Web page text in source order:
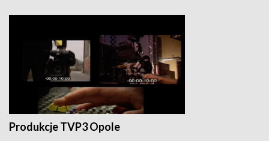
Produkcje TVP3 Opole